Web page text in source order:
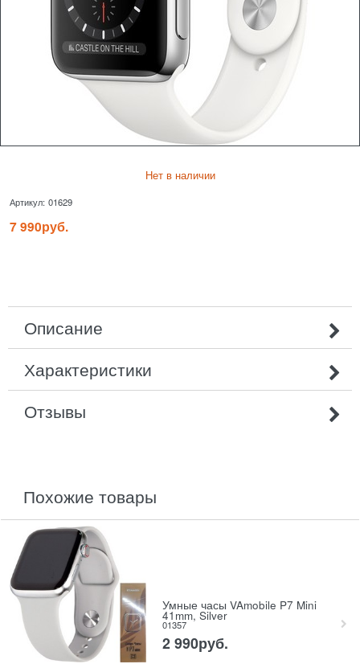
Нет в наличии
Артикул: 01629
7 990руб.
Описание
Характеристики
Отзывы
похожие товары
Умные часы VAmobile P7 Mini
41mm, Silver
01357
2 990руб.